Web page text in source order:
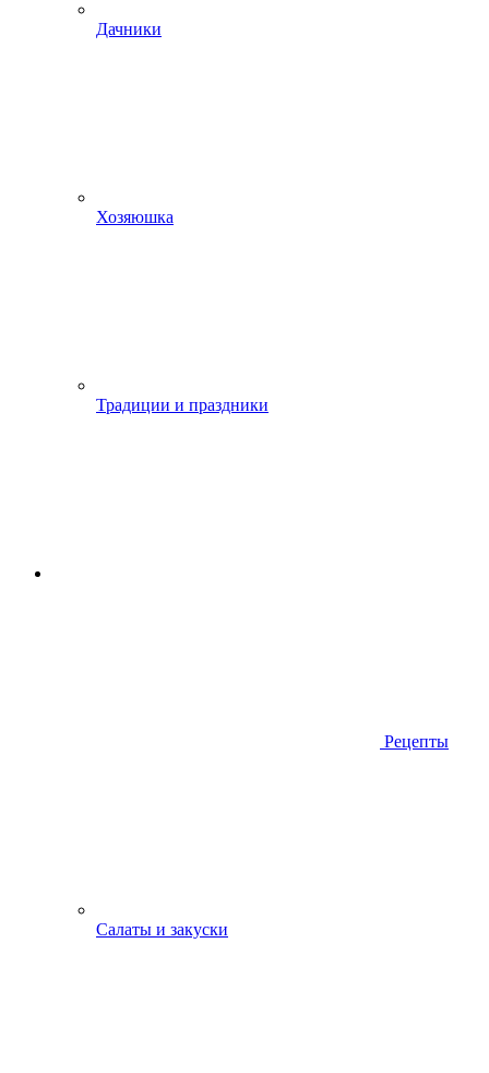
Дачники
Хозяюшка
Традиции и праздники
Рецепты
Салаты и закуски